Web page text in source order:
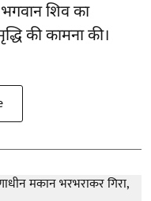
शिव का
की कामना की।